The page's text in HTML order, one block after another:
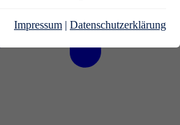
Impressum | Datenschutzerklärung